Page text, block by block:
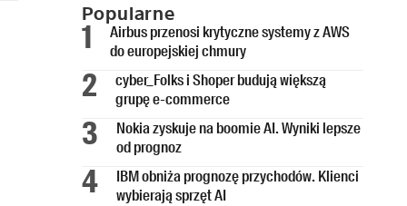
Popularne
Airbus przenosi krytyczne systemy z AWS
do europejskiej chmury
cyber_Folks i Shoper budują większą
grupę e-commerce
Nokia zyskuje na boomie AI. Wyniki lepsze
od prognoz
IBM obniża prognozę przychodów. Klienci
wybierają sprzęt AI